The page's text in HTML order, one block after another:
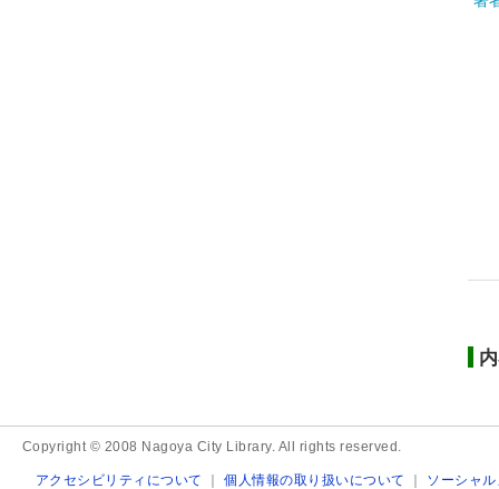
Copyright © 2008 Nagoya City Library. All rights reserved.
アクセシビリティについて ｜個人情報の取り扱いについて ｜ ソーシャ